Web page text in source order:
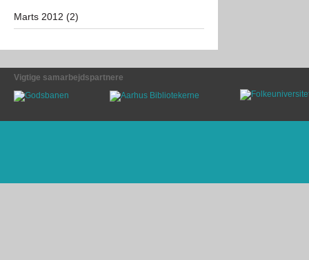
Marts 2012 (2)
Vigtige samarbejdspartnere